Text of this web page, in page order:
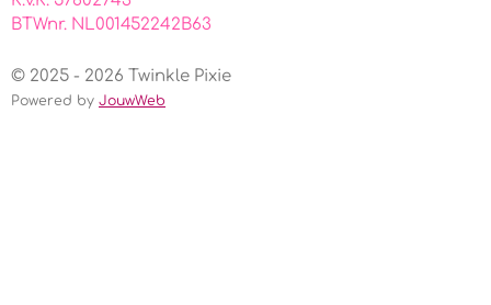
BTWnr. NL001452242B63
© 2025 - 2026 Twinkle Pixie
Powered by JouwWeb